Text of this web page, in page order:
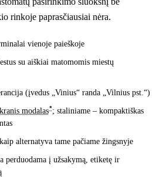
rinkoje paprasčiausiai nėra.
vienoje paieškoje
su aiškiai matomomis miestų
(įvedus „Vinius“ randa „Vilnius pst.“)
modalas* ; staliniame – kompaktiškas
alternatyva tame pačiame žingsnyje
perduodama į užsakymą, etiketę ir